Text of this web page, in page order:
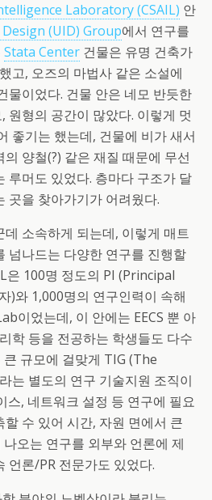
Laboratory (CSAIL) 안
(UID) Group에서 연구를
Stata Center 건물은 유명 건축가
고, 오즈의 마법사 같은 소설에
물이었다. 건물 안은 네모 반듯한
원형의 공간이 많았다. 이렇게 멋
좋기는 했는데, 건물에 비가 새서
양철(?) 같은 재질 때문에 무선
루머도 있었다. 층마다 구조가 달
곳을 찾아가기가 어려웠다.
소속하게 되는데, 이렇게 매트
넘나드는 다양한 연구를 진행할
은 100명 정도의 PI (Principal
)와 1,000명의 연구인력이 속해
이었는데, 이 안에는 EECS 뿐 아
학 등을 전공하는 학생들도 다수
큰 규모에 걸맞게 TIG (The
별도의 연구 기술지원 조직이
스, 네트워크 설정 등 연구에 필요
수 있어 시간, 자원 면에서 큰
오는 연구를 외부와 언론에 제
언론/PR 전문가도 있었다.